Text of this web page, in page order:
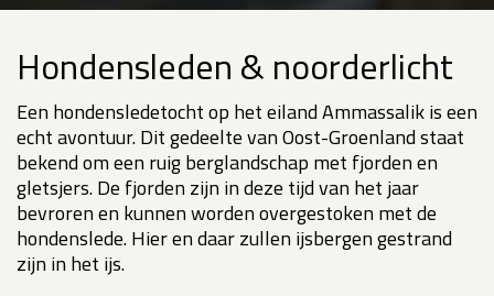
Hondensleden & noorderlicht
Een hondensledetocht op het eiland Ammassalik is een
echt avontuur. Dit gedeelte van Oost-Groenland staat
bekend om een ruig berglandschap met fjorden en
gletsjers. De fjorden zijn in deze tijd van het jaar
bevroren en kunnen worden overgestoken met de
hondenslede. Hier en daar zullen ijsbergen gestrand
zijn in het ijs.